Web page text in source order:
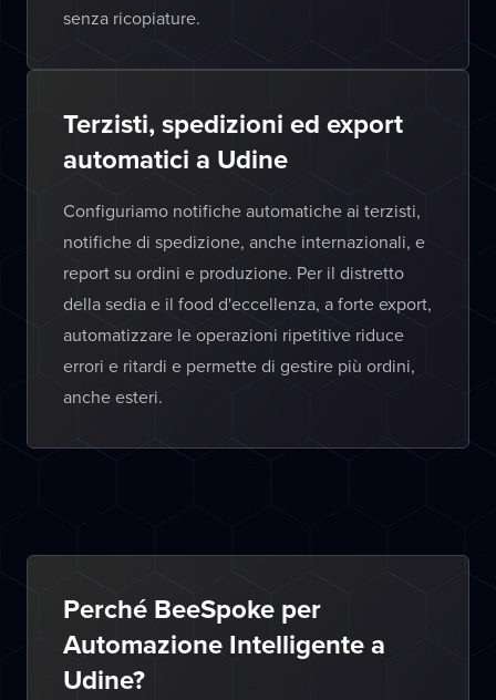
senza ricopiature.
Terzisti, spedizioni ed export
automatici a Udine
Configuriamo notifiche automatiche ai terzisti,
notifiche di spedizione, anche internazionali, e
report su ordini e produzione. Per il distretto
della sedia e il food d'eccellenza, a forte export,
automatizzare le operazioni ripetitive riduce
errori e ritardi e permette di gestire più ordini,
anche esteri.
Perché BeeSpoke per
Automazione Intelligente a
Udine?